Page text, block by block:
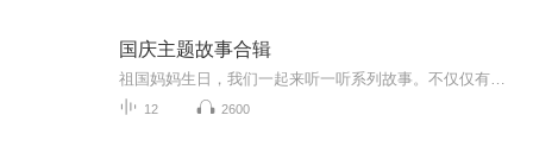
国庆主题故事合辑
12 2600